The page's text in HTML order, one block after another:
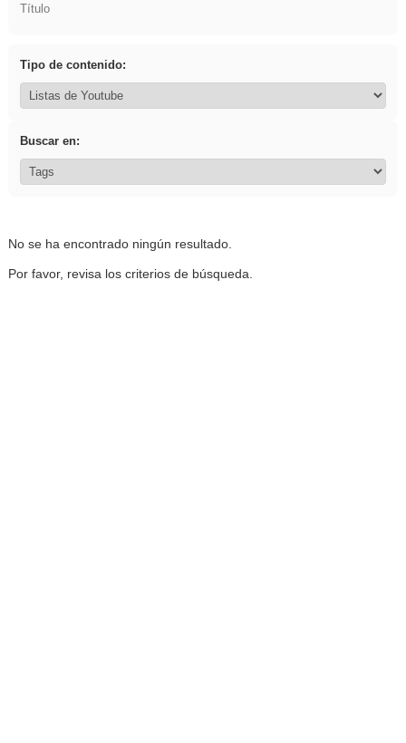
Título
Tipo de contenido:
Buscar en:
No se ha encontrado ningún resultado.
Por favor, revisa los criterios de búsqueda.